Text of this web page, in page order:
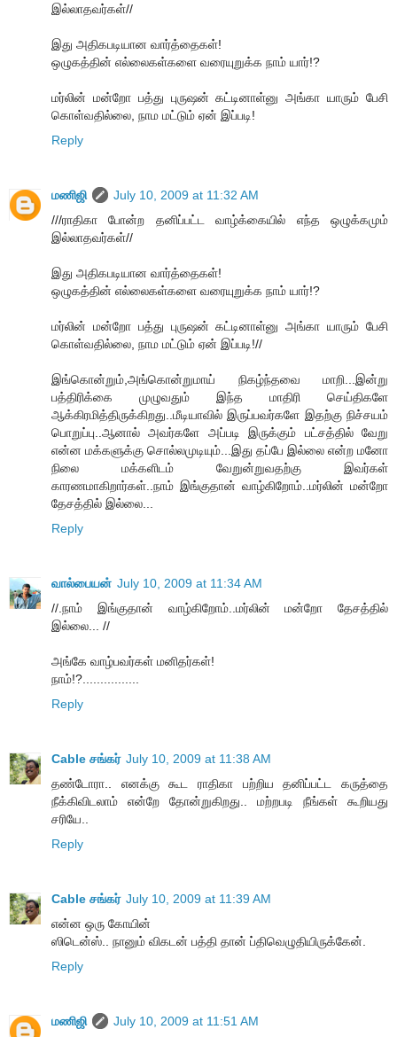
இல்லாதவர்கள்//
இது அதிகபடியான வார்த்தைகள்!
ஒழுகத்தின் எல்லைகள்களை வரையுறுக்க நாம் யார்!?
மர்லின் மன்றோ பத்து புருஷன் கட்டினாள்னு அங்கா யாரும் பேசி
கொள்வதில்லை, நாம மட்டும் ஏன் இப்படி!
Reply
மணிஜி
July 10, 2009 at 11:32 AM
///ராதிகா போன்ற தனிப்பட்ட வாழ்க்கையில் எந்த ஒழுக்கமும்
இல்லாதவர்கள்//
இது அதிகபடியான வார்த்தைகள்!
ஒழுகத்தின் எல்லைகள்களை வரையுறுக்க நாம் யார்!?
மர்லின் மன்றோ பத்து புருஷன் கட்டினாள்னு அங்கா யாரும் பேசி
கொள்வதில்லை, நாம மட்டும் ஏன் இப்படி!//
இங்கொன்றும்,அங்கொன்றுமாய் நிகழ்ந்தவை மாறி...இன்று
பத்திரிக்கை முழுவதும் இந்த மாதிரி செய்திகளே
ஆக்கிரமித்திருக்கிறது..மீடியாவில் இருப்பவர்களே இதற்கு நிச்சயம்
பொறுப்பு..ஆனால் அவர்களே அப்படி இருக்கும் பட்சத்தில் வேறு
என்ன மக்களுக்கு சொல்லமுடியும்...இது தப்பே இல்லை என்ற மனோ
நிலை மக்களிடம் வேறுன்றுவதற்கு இவர்கள்
காரணமாகிறார்கள்..நாம் இங்குதான் வாழ்கிறோம்..மர்லின் மன்றோ
தேசத்தில் இல்லை...
Reply
வால்பையன் July 10, 2009 at 11:34 AM
//.நாம் இங்குதான் வாழ்கிறோம்..மர்லின் மன்றோ தேசத்தில்
இல்லை... //
அங்கே வாழ்பவர்கள் மனிதர்கள்!
நாம்!?................
Reply
Cable சங்கர் July 10, 2009 at 11:38 AM
தண்டோரா.. எனக்கு கூட ராதிகா பற்றிய தனிப்பட்ட கருத்தை
நீக்கிவிடலாம் என்றே தோன்றுகிறது.. மற்றபடி நீங்கள் கூறியது
சரியே..
Reply
Cable சங்கர் July 10, 2009 at 11:39 AM
என்ன ஒரு கோயின்
ஸிடென்ஸ்.. நானும் விகடன் பத்தி தான் ப்திவெழுதியிருக்கேன்.
Reply
மணிஜி
July 10, 2009 at 11:51 AM